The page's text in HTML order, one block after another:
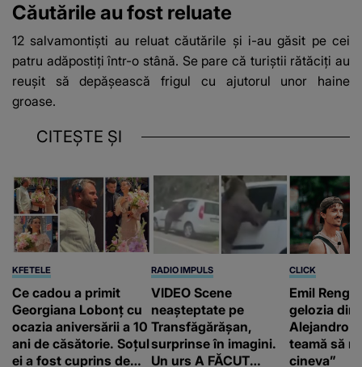
Căutările au fost reluate
12 salvamontiști au reluat căutările și i-au găsit pe cei
patru adăpostiți într-o stână. Se pare că turiștii rătăciți au
reușit să depășească frigul cu ajutorul unor haine
groase.
CITEȘTE ȘI
KFETELE
Ce cadou a primit
Georgiana Lobonț cu
ocazia aniversării a 10
ani de căsătorie. Soțul
ei a fost cuprins de
RADIO IMPULS
VIDEO Scene
neașteptate pe
Transfăgărășan,
surprinse în imagini.
Un urs A FĂCUT
CLICK
Emil
gelozia din
Alejandro.
teamă să
cineva”